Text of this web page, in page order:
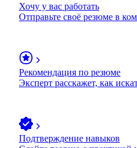
Хочу у вас работать
Отправьте своё резюме в
Рекомендация по резюме
Эксперт расскажет, как
Подтверждение навыков